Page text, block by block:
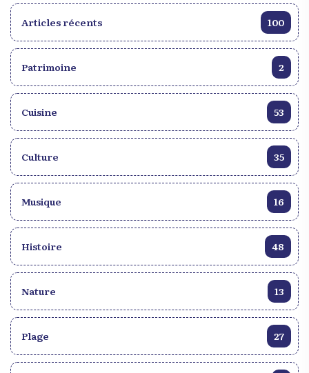
Articles récents 100
Patrimoine 2
Cuisine 53
Culture 35
Musique 16
Histoire 48
Nature 13
Plage 27